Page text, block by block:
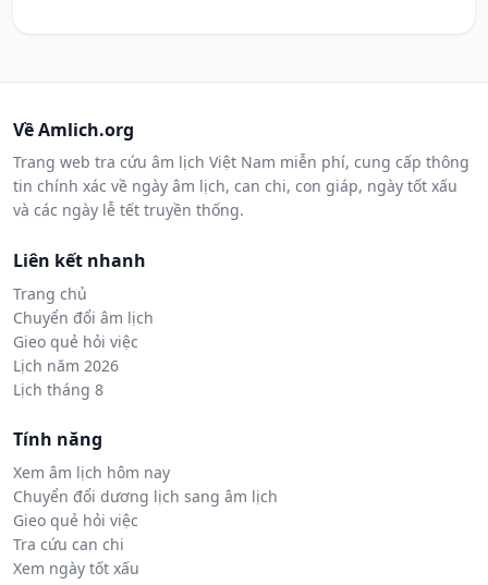
Về Amlich.org
Trang web tra cứu âm lịch Việt Nam miễn phí, cung cấp thông
tin chính xác về ngày âm lịch, can chi, con giáp, ngày tốt xấu
và các ngày lễ tết truyền thống.
Liên kết nhanh
Trang chủ
Chuyển đổi âm lịch
Gieo quẻ hỏi việc
Lịch năm 2026
Lịch tháng 8
Tính năng
Xem âm lịch hôm nay
Chuyển đổi dương lịch sang âm lịch
Gieo quẻ hỏi việc
Tra cứu can chi
Xem ngày tốt xấu